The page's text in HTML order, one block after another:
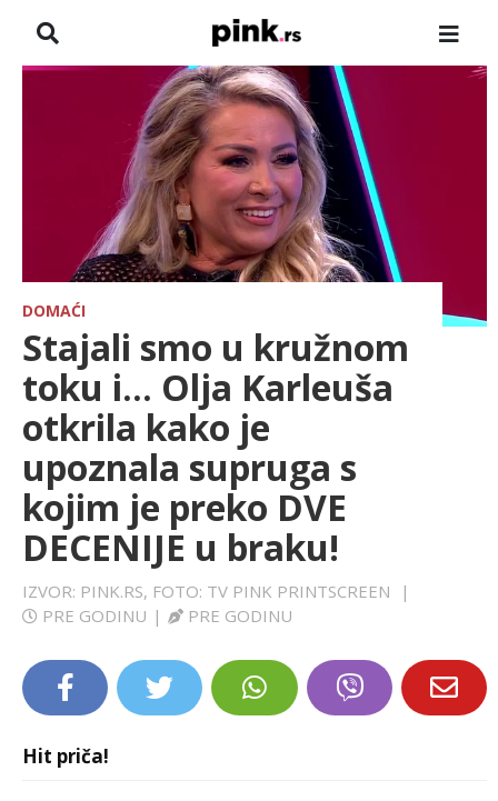
SHOWBIZ
HRONIKA
FARMERI
TV
SPORT
LIFESTYLE
DOMAĆI
Stajali smo u kružnom
toku i... Olja Karleuša
otkrila kako je
upoznala supruga s
kojim je preko DVE
DECENIJE u braku!
IZVOR: PINK.RS, FOTO: TV PINK PRINTSCREEN
|
PRE GODINU | PRE GODINU
Hit priča!